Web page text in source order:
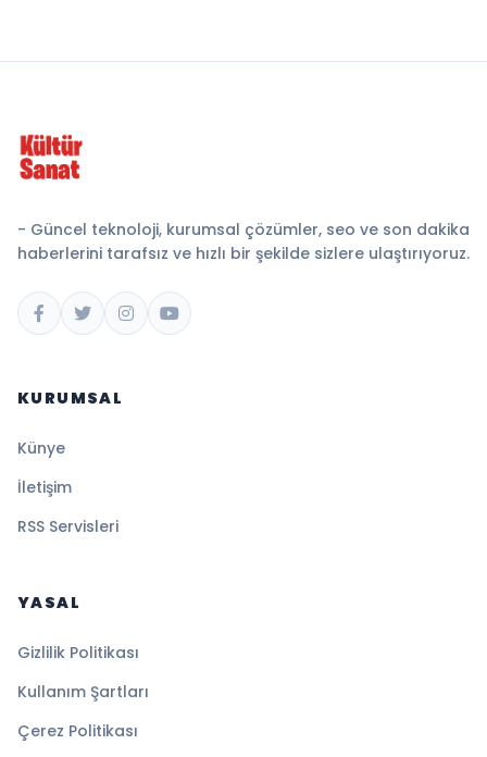
- Güncel teknoloji, kurumsal çözümler, seo ve son dakika
haberlerini tarafsız ve hızlı bir şekilde sizlere ulaştırıyoruz.
KURUMSAL
Künye
İletişim
RSS Servisleri
YASAL
Gizlilik Politikası
Kullanım Şartları
Çerez Politikası